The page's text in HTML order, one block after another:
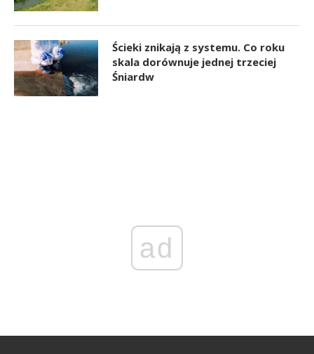
Ścieki znikają z systemu. Co roku
skala dorównuje jednej trzeciej
Śniardw
ad